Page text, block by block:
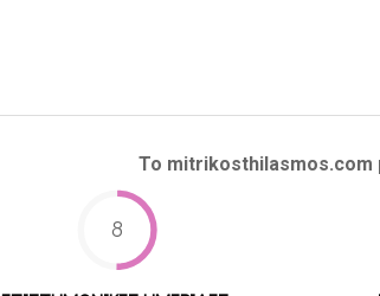
Το mitrikosthilasmos.com
8